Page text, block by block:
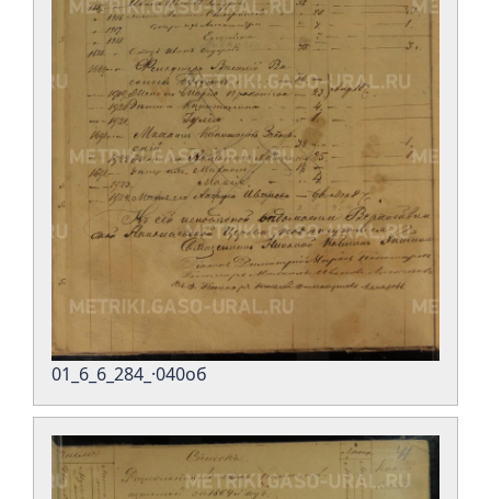
01_6_6_284_·040об